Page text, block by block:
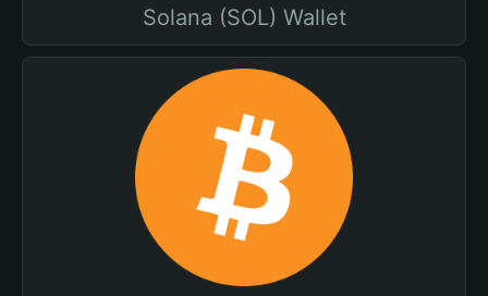
Solana (SOL) Wallet